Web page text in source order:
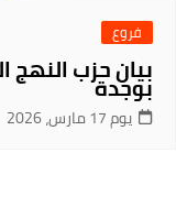
فروع
بيان حزب النهج
بوجدة
يوم 17 مارس، 2026